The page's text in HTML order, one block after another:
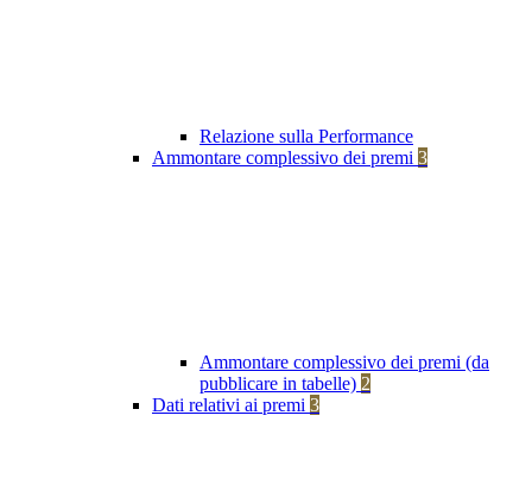
Relazione sulla Performance
Ammontare complessivo dei premi 3
Ammontare complessivo dei premi (da
pubblicare in tabelle) 2
Dati relativi ai premi 3